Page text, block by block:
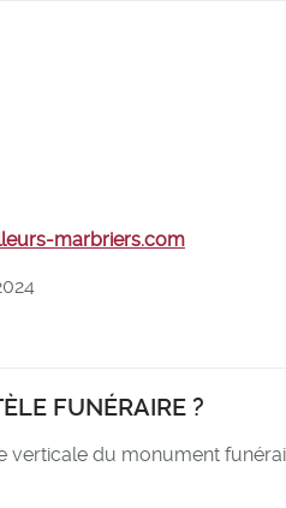
marbriers.com
FUNÉRAIRE ?
verticale du monument